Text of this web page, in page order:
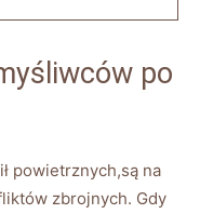
po
powietrznych,są na
zbrojnych. Gdy